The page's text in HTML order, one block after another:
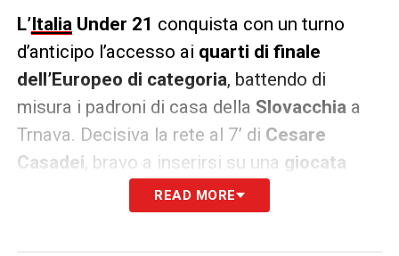
L’Italia Under 21 conquista con un turno
d’anticipo l’accesso ai quarti di finale
dell’Europeo di categoria, battendo di
misura i padroni di casa della Slovacchia a
Trnava. Decisiva la rete al 7’ di Cesare
Casadei, bravo a inserirsi su una giocata
inizialmente orchestrata da Gnonto
superare il portiere Belko con un elegante
READ MORE